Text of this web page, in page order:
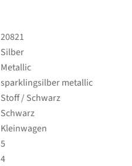
20821
Silber
Metallic
sparklingsilber metallic
Stoff / Schwarz
Schwarz
Kleinwagen
5
4